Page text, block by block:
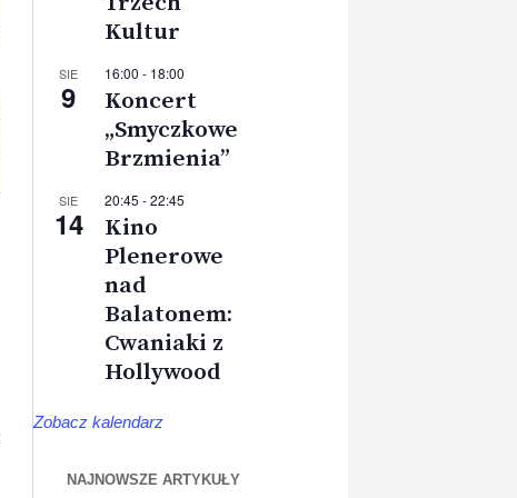
Kultur
SIE
9
16:00 - 18:00
Koncert
„Smyczkowe
Brzmienia”
SIE
14
20:45 -22:45
Kino
Plenerowe
nad
Balatonem:
Cwaniaki z
Hollywood
Zobacz kalendarz
NAJNOWSZE ARTYKUŁY